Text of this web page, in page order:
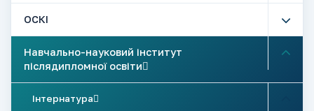
ОСКІ
Навчально-науковий інститут
післядипломної освіти
Інтернатура